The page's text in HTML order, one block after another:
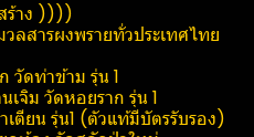
ร้าง ))))
ลสารผงพรายทั่วประเทศไทย
วัดท่าข้าม รุ่น 1
จิม วัดหอยราก รุ่น 1
ตียน รุ่น1 (ตัวแท้มีบัตรรับรอง)